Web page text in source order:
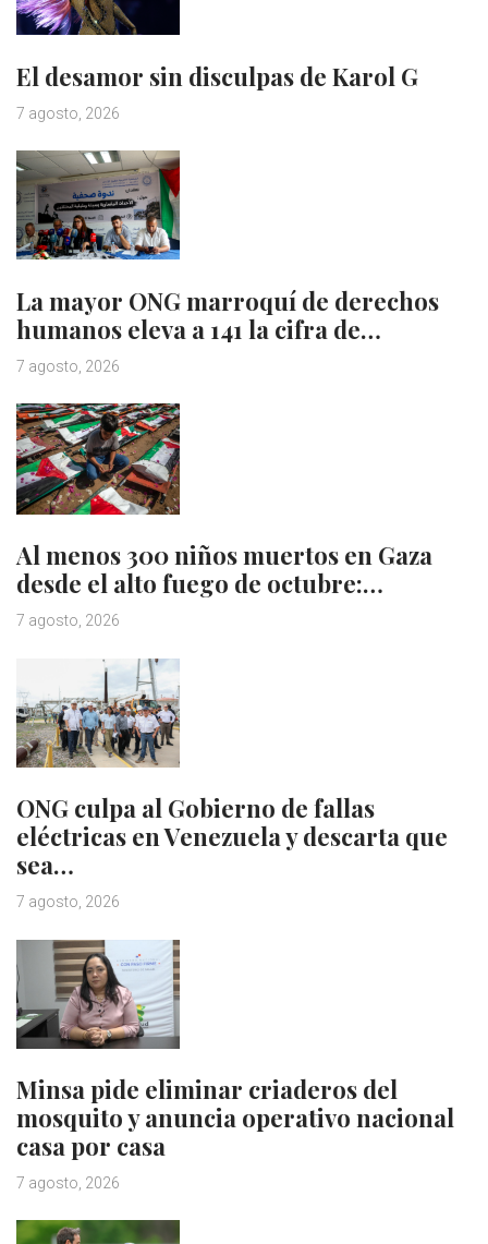
El desamor sin disculpas de Karol G
7 agosto, 2026
La mayor ONG marroquí de derechos
humanos eleva a 141 la cifra de…
7 agosto, 2026
Al menos 300 niños muertos en Gaza
desde el alto fuego de octubre:…
7 agosto, 2026
ONG culpa al Gobierno de fallas
eléctricas en Venezuela y descarta que
sea…
7 agosto, 2026
Minsa pide eliminar criaderos del
mosquito y anuncia operativo nacional
casa por casa
7 agosto, 2026